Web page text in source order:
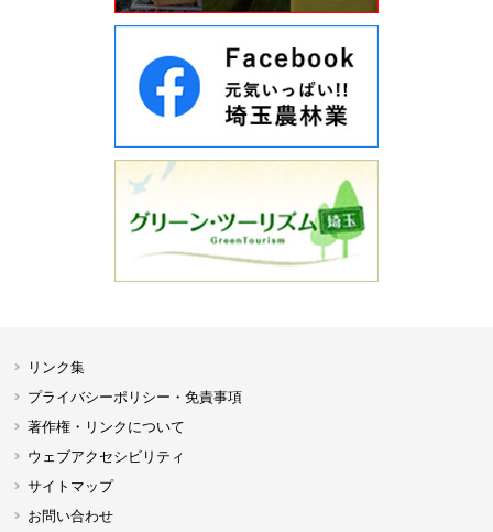
リンク集
プライバシーポリシー・免責事項
著作権・リンクについて
ウェブアクセシビリティ
サイトマップ
お問い合わせ